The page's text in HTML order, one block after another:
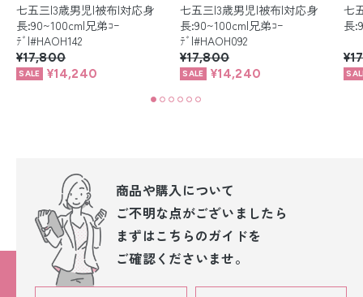
七五三|3歳男児|被布|対応身
長:90~100cm|兄弟ｺｰ
ﾃﾞ|#HAOH142
¥17,800
¥14,240
七五三|3歳男児|被布|対応身
長:90~100cm|兄弟ｺｰ
ﾃﾞ|#HAOH092
¥17,800
¥14,240
七
長
商品や購入について
ご不明な点がございましたら
まずはこちらのガイドを
ご確認くださいませ。